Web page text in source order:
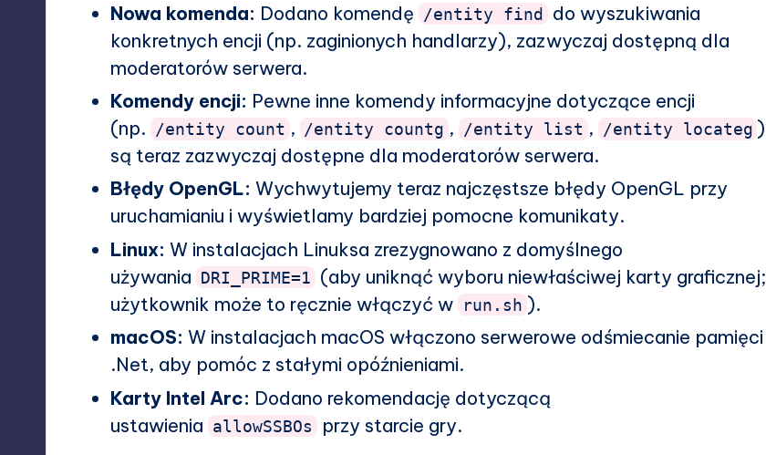
Nowa komenda: Dodano komendę /entity find do wyszukiwania
konkretnych encji (np. zaginionych handlarzy), zazwyczaj dostępną dla
moderatorów serwera.
Komendy encji: Pewne inne komendy informacyjne dotyczące encji
(np.
/entity count , /entity countg , /entity list , /entity locateg )
są teraz zazwyczaj dostępne dla moderatorów serwera.
Błędy OpenGL: Wychwytujemy teraz najczęstsze błędy OpenGL przy
uruchamianiu i wyświetlamy bardziej pomocne komunikaty.
Linux: W instalacjach Linuksa zrezygnowano z domyślnego
używania DRI_PRIME=1 (aby uniknąć wyboru niewłaściwej karty graficznej;
użytkownik może to ręcznie włączyć w
run.sh ).
macOS: W instalacjach macOS włączono serwerowe odśmiecanie pamięci
.Net, aby pomóc z stałymi opóźnieniami.
Karty Intel Arc: Dodano rekomendację dotyczącą
ustawienia allowSSBOs przy starcie gry.